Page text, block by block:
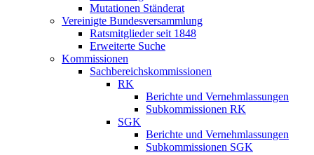
Mutationen Ständerat
Vereinigte Bundesversammlung
Ratsmitglieder seit 1848
Erweiterte Suche
Kommissionen
Sachbereichskommissionen
RK
Berichte und Vernehmlassungen
Subkommissionen RK
SGK
Berichte und Vernehmlassungen
Subkommissionen SGK